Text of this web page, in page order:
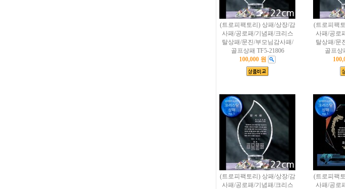
(트로피팩토리) 상패/상장/감
사패/공로패/기념패/크리스
탈상패/문진/부모님감사패/
골프상패 TF5-21806
100,000 원
(트로피팩
사패/공로
탈상패/문
골프상
(트로피팩토리) 상패/상장/감
사패/공로패/기념패/크리스
(트로피팩
사패/공로